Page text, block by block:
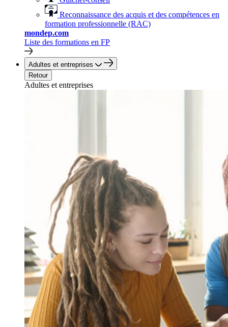
Reconnaissance des acquis et des compétences en
formation professionnelle (RAC)
mondep.com
Liste des formations en FP
Adultes et entreprises
Retour
Adultes et entreprises